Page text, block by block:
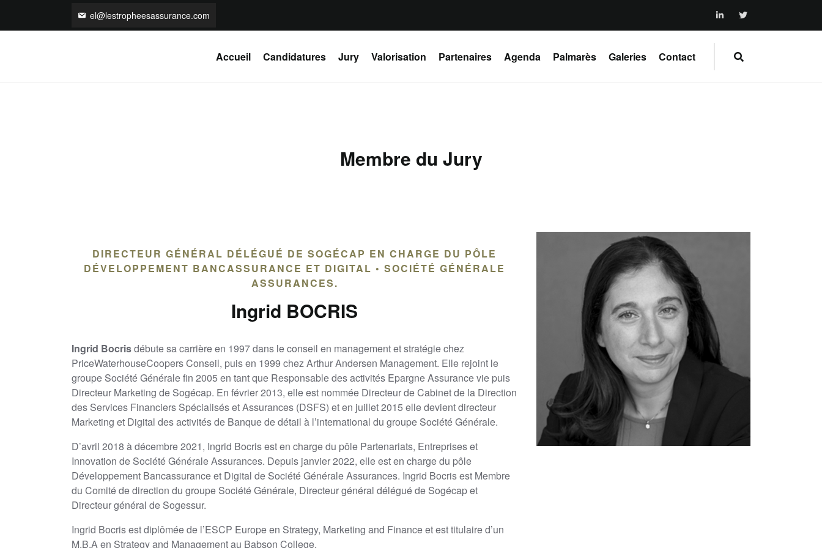
el@lestropheesassurance.com
Accueil Candidatures Jury Valorisation Partenaires Agenda Palmarès Galeries Contact
Membre du Jury
DIRECTEUR GÉNÉRAL DÉLÉGUÉ DE SOGÉCAP EN CHARGE DU PÔLE
DÉVELOPPEMENT BANCASSURANCE ET DIGITAL • SOCIÉTÉ GÉNÉRALE
ASSURANCES.
Ingrid BOCRIS
Ingrid Bocrisdébute sa carrière en 1997 dans le conseil en management et stratégie chez
PriceWaterhouseCoopers Conseil, puis en 1999 chez Arthur Andersen Management. Elle rejoint le
groupe Société Générale fin 2005 en tant que Responsable des activités Epargne Assurance vie puis
Directeur Marketing de Sogécap. En février 2013, elle est nommée Directeur de Cabinet de la Direction
des Services Financiers Spécialisés et Assurances (DSFS) et en juillet 2015 elle devient directeur
Marketing et Digital des activités de Banque de détail à l’international du groupe Société Générale.
D’avril 2018 à décembre 2021, Ingrid Bocris est en charge du pôle Partenariats, Entreprises et
Innovation de Société Générale Assurances. Depuis janvier 2022, elle est en charge du pôle
Développement Bancassurance et Digital de Société Générale Assurances. Ingrid Bocris est Membre
du Comité de direction du groupe Société Générale, Directeur général délégué de Sogécap et
Directeur général de Sogessur.
Ingrid Bocris est diplômée de l’ESCP Europe en Strategy, Marketing and Finance et est titulaire d’un
M.B.A en Strategy and Management au Babson College.